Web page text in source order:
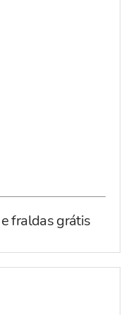
fraldas grátis